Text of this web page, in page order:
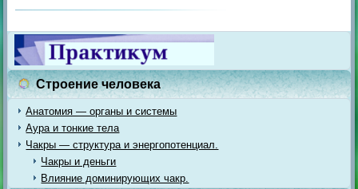
Строение человека
Анатомия — органы и системы
Аура и тонкие тела
Чакры — структура и энергопотенциал.
Чакры и деньги
Влияние доминирующих чакр.